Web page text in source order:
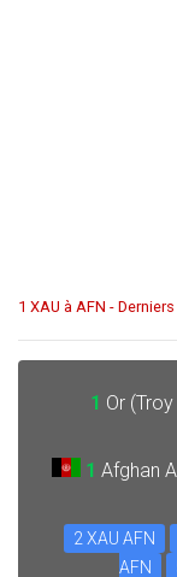
1 XAU à AFN -
1 Or
1 Afghan
2 XAU AFN
AFN